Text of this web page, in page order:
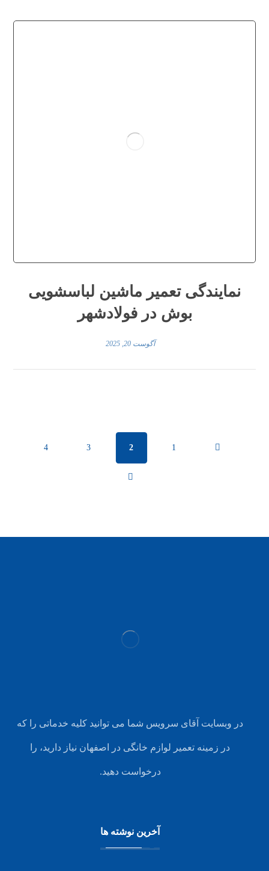
نمایندگی تعمیر ماشین لباسشویی
بوش در فولادشهر
آگوست 20, 2025
1
2
3
4
در وبسایت آقای سرویس شما می توانید کلیه خدماتی را که
در زمینه تعمیر لوازم خانگی در اصفهان نیاز دارید، را
درخواست دهید.
آخرین نوشته ها